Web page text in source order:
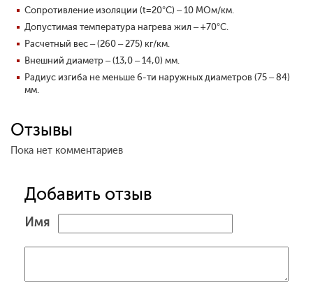
Сопротивление изоляции (t=20°С) – 10 МОм/км.
Допустимая температура нагрева жил – +70°С.
Расчетный вес – (260 – 275) кг/км.
Внешний диаметр – (13,0 – 14,0) мм.
Радиус изгиба не меньше 6-ти наружных диаметров (75 – 84)
мм.
Отзывы
Пока нет комментариев
Добавить отзыв
Имя